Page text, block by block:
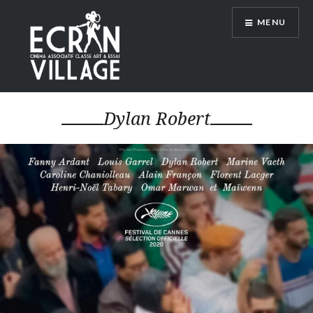
contenu
principal
ÉCRAN VILLAGE
MENU
Dylan Robert